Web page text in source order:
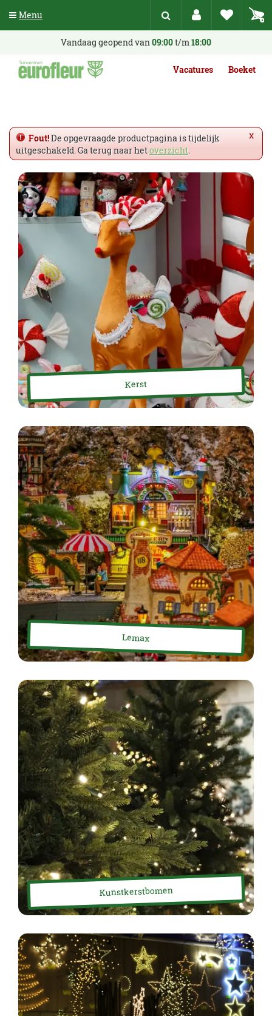
n
Vandaag geopend van09:00t/m18:00
Vacatures Boeket
x
Fout!De opgevraagde productpagina is tijdelijk
uitgeschakeld. Ga terug naar hetoverzicht.
Kerst
Lemax
Kunstkerstbomen
Menu